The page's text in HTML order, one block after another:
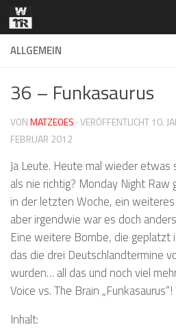
Zum Inhalt springen
ALLGEMEIN
36 – Funkasaurus
VONMATZEOES · VERÖFFENTLICHT10.
FEBRUAR 2012
Ja Leute. Heute mal wieder
als nie richtig? Monday Night Raw
in der letzten Woche, ein
aber irgendwie war es doch
Eine weitere Bombe, die geplatzt
das die drei Deutschlandtermine
wurden… all das und noch viel
Voice vs. The Brain
Inhalt: